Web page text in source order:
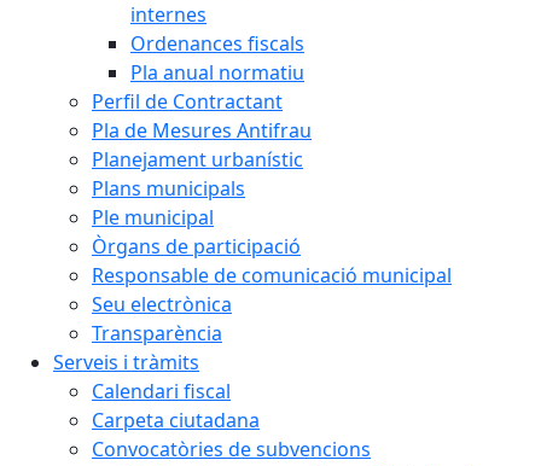
internes
Ordenances fiscals
Pla anual normatiu
Perfil de Contractant
Pla de Mesures Antifrau
Planejament urbanístic
Plans municipals
Ple municipal
Òrgans de participació
Responsable de comunicació municipal
Seu electrònica
Transparència
Serveis i tràmits
Calendari fiscal
Carpeta ciutadana
Convocatòries de subvencions